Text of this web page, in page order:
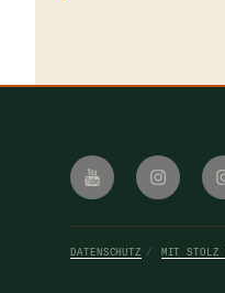
Youtube Instagram
iBelieve
DATENSCHUTZ MIT STOLZ